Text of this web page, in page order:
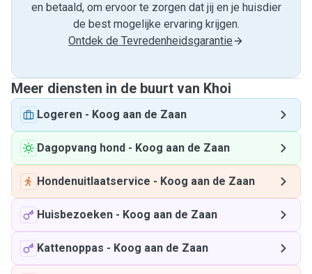
en betaald, om ervoor te zorgen dat jij en je huisdier
de best mogelijke ervaring krijgen.
Ontdek de Tevredenheidsgarantie
Meer diensten in de buurt van Khoi
Logeren - Koog aan de Zaan
Dagopvang hond - Koog aan de Zaan
Hondenuitlaatservice - Koog aan de Zaan
Huisbezoeken - Koog aan de Zaan
Kattenoppas - Koog aan de Zaan